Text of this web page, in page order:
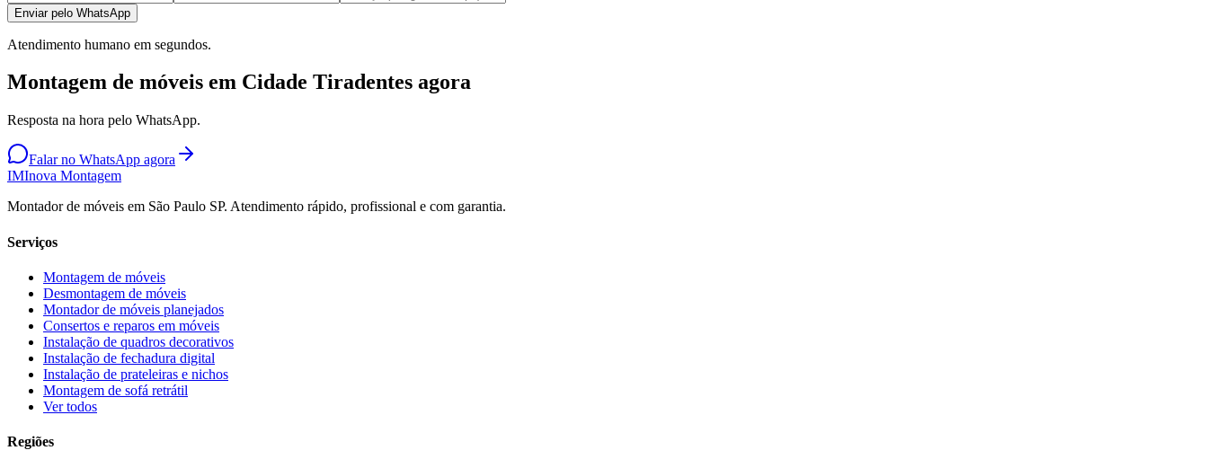
Enviar pelo WhatsApp
Atendimento humano em segundos.
Montagem de móveis em Cidade Tiradentes agora
Resposta na hora pelo WhatsApp.
Falar no WhatsApp agora
IMInova Montagem
Montador de móveis em São Paulo SP. Atendimento rápido, profissional e com garantia.
Serviços
Montagem de móveis
Desmontagem de móveis
Montador de móveis planejados
Consertos e reparos em móveis
Instalação de quadros decorativos
Instalação de fechadura digital
Instalação de prateleiras e nichos
Montagem de sofá retrátil
Ver todos
Regiões